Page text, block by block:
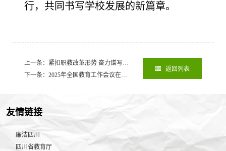
行，共同书写学校发展的新篇章。
上一条：紧扣职教改革形势 奋力谱写办学新篇
下一条：2025年全国教育工作会议在京召开
返回列表
友情链接
廉洁四川
四川省教育厅